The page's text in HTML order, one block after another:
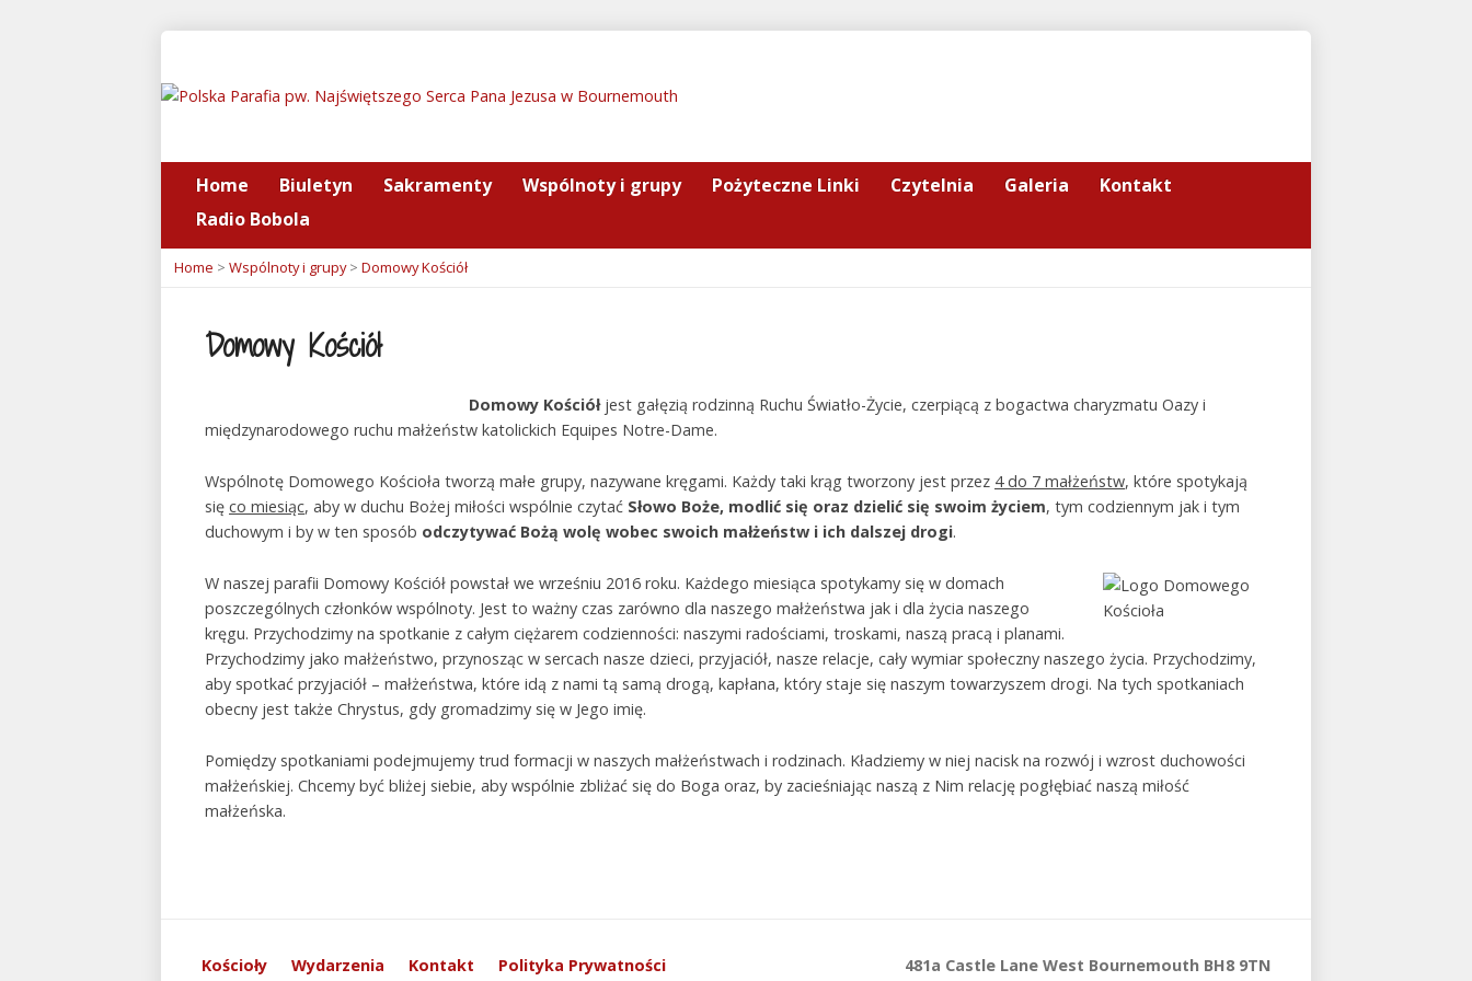
Home Biuletyn Sakramenty Wspólnoty i grupy Pożyteczne Linki Czytelnia Galeria
Kontakt
Radio Bobola
Home > Wspólnoty i grupy> Domowy Kościół
Domowy Kościół
Domowy Kościółjest gałęzią rodzinną Ruchu Światło-Życie, czerpiącą z bogactwa charyzmatu Oazy i
międzynarodowego ruchu małżeństw katolickich Equipes Notre-Dame.
Wspólnotę Domowego Kościoła tworzą małe grupy, nazywane kręgami. Każdy taki krąg tworzony jest przez 4 do 7 małżeństw, które spotykają
się co miesiąc, aby w duchu Bożej miłości wspólnie czytać Słowo Boże, modlić się oraz dzielić się swoim życiem, tym codziennym jak i tym
duchowym i by w ten sposób odczytywać Bożą wolę wobec swoich małżeństw i ich dalszej drogi.
W naszej parafii Domowy Kościół powstał we wrześniu 2016 roku. Każdego miesiąca spotykamy się w domach
poszczególnych członków wspólnoty. Jest to ważny czas zarówno dla naszego małżeństwa jak i dla życia naszego
kręgu. Przychodzimy na spotkanie z całym ciężarem codzienności: naszymi radościami, troskami, naszą pracą i planami.
Przychodzimy jako małżeństwo, przynosząc w sercach nasze dzieci, przyjaciół, nasze relacje, cały wymiar społeczny naszego życia. Przychodzimy,
aby spotkać przyjaciół – małżeństwa, które idą z nami tą samą drogą, kapłana, który staje się naszym towarzyszem drogi. Na tych spotkaniach
obecny jest także Chrystus, gdy gromadzimy się w Jego imię.
Pomiędzy spotkaniami podejmujemy trud formacji w naszych małżeństwach i rodzinach. Kładziemy w niej nacisk na rozwój i wzrost duchowości
małżeńskiej. Chcemy być bliżej siebie, aby wspólnie zbliżać się do Boga oraz, by zacieśniając naszą z Nim relację pogłębiać naszą miłość
małżeńska.
Kościoły Wydarzenia Kontakt Polityka Prywatności 481a Castle Lane West Bournemouth BH8 9TN